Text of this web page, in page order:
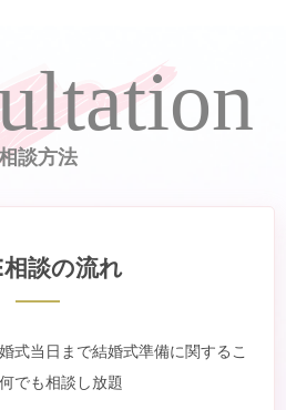
談方法
相談の流れ
式当日まで結婚式準備に関するこ
でも相談し放題